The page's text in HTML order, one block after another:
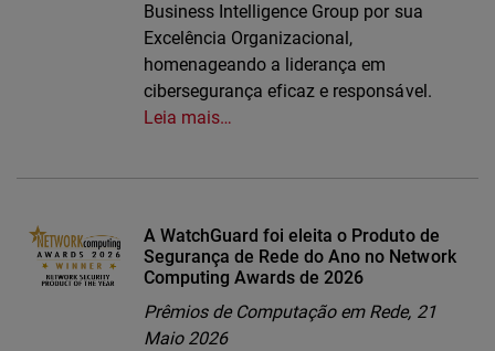
Business Intelligence Group por sua
Excelência Organizacional,
homenageando a liderança em
cibersegurança eficaz e responsável.
Leia mais…
A WatchGuard foi eleita o Produto de
Segurança de Rede do Ano no Network
Computing Awards de 2026
Prêmios de Computação em Rede, 21
Maio 2026